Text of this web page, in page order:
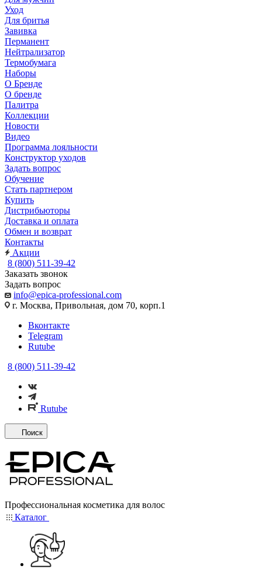
Уход
Для бритья
Завивка
Перманент
Нейтрализатор
Термобумага
Наборы
О Бренде
О бренде
Палитра
Коллекции
Новости
Видео
Программа лояльности
Конструктор уходов
Задать вопрос
Обучение
Стать партнером
Купить
Дистрибьюторы
Доставка и оплата
Обмен и возврат
Контакты
Акции
8 (800) 511-39-42
Заказать звонок
Задать вопрос
info@epica-professional.com
г. Москва, Привольная, дом 70, корп.1
Вконтакте
Telegram
Rutube
8 (800) 511-39-42
Rutube
Поиск
Профессиональная косметика для волос
Каталог